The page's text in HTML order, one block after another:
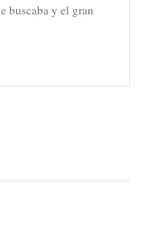
buscaba y el gran